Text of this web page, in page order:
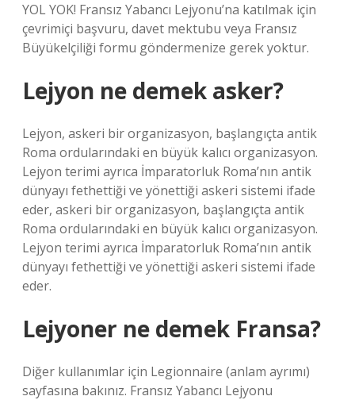
YOL YOK! Fransız Yabancı Lejyonu’na katılmak için
çevrimiçi başvuru, davet mektubu veya Fransız
Büyükelçiliği formu göndermenize gerek yoktur.
Lejyon ne demek asker?
Lejyon, askeri bir organizasyon, başlangıçta antik
Roma ordularındaki en büyük kalıcı organizasyon.
Lejyon terimi ayrıca İmparatorluk Roma’nın antik
dünyayı fethettiği ve yönettiği askeri sistemi ifade
eder, askeri bir organizasyon, başlangıçta antik
Roma ordularındaki en büyük kalıcı organizasyon.
Lejyon terimi ayrıca İmparatorluk Roma’nın antik
dünyayı fethettiği ve yönettiği askeri sistemi ifade
eder.
Lejyoner ne demek Fransa?
Diğer kullanımlar için Legionnaire (anlam ayrımı)
sayfasına bakınız. Fransız Yabancı Lejyonu